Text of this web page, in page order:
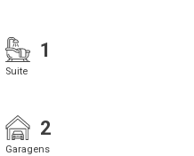
1
Suite
2
Garagens